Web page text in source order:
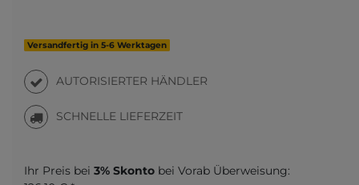
Versandfertig in 5-6 Werktagen
AUTORISIERTER HÄNDLER
SCHNELLE LIEFERZEIT
Ihr Preis bei 3% Skonto bei Vorab Überweisung: